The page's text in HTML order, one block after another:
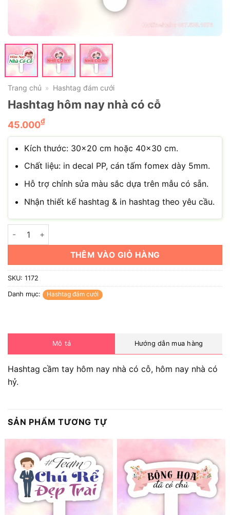
Trang chủ » Hashtag đám cưới
Hashtag hôm nay nhà có cỗ
45.000₫
Kích thước: 30×20 cm hoặc 40×30 cm.
Chất liệu: in decal PP, cán tấm fomex dày 5mm.
Hỗ trợ chỉnh sửa màu sắc dựa trên mẫu có sẵn.
Nhận thiết kế hashtag & in hashtag theo yêu cầu.
Hashtag hôm nay nhà có cỗ số lượng
THÊM VÀO GIỎ HÀNG
SKU: 1172
Danh mục: Hashtag đám cưới
Mô tả Hướng dẫn mua hàng
Hashtag cầm tay hôm nay nhà có cỗ, hôm nay nhà có
hỷ.
SẢN PHẨM TƯƠNG TỰ